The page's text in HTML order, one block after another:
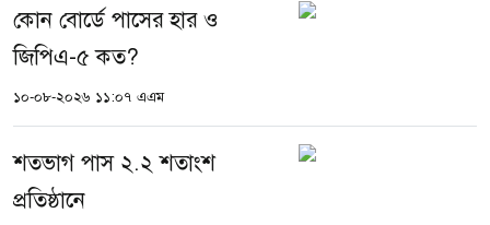
কোন বোর্ডে পাসের হার ও
জিপিএ-৫ কত?
১০-০৮-২০২৬ ১১:০৭ এএম
শতভাগ পাস ২.২ শতাংশ
প্রতিষ্ঠানে